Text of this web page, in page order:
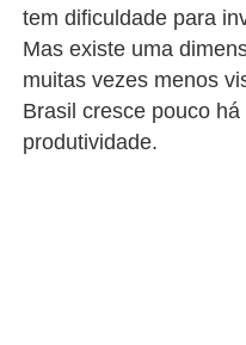
tem dificuldade para
Mas existe uma
muitas vezes menos
Brasil cresce pouco
produtividade.